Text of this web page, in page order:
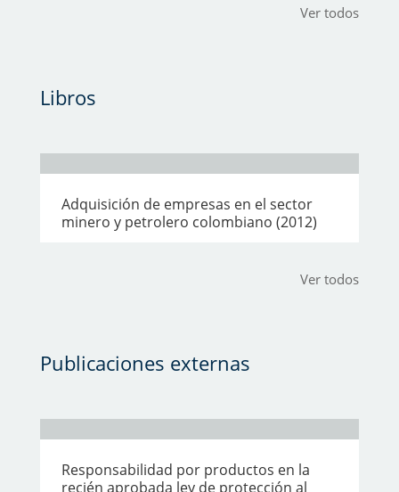
Ver todos
Libros
Adquisición de empresas en el sector
minero y petrolero colombiano (2012)
Ver todos
Publicaciones externas
Responsabilidad por productos en la
recién aprobada ley de protección al